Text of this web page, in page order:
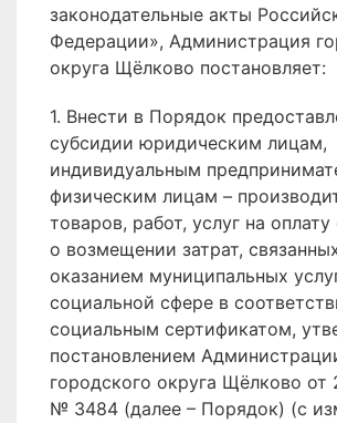
законодательные акты
Федерации», Администрация
округа Щёлково постановляет:
1. Внести в Порядок
субсидии юридическим лицам,
индивидуальным
физическим лицам –
товаров, работ, услуг на
о возмещении затрат,
оказанием муниципальных
социальной сфере в
социальным сертификатом,
постановлением
городского округа Щёлково от
№ 3484 (далее – Порядок) (с